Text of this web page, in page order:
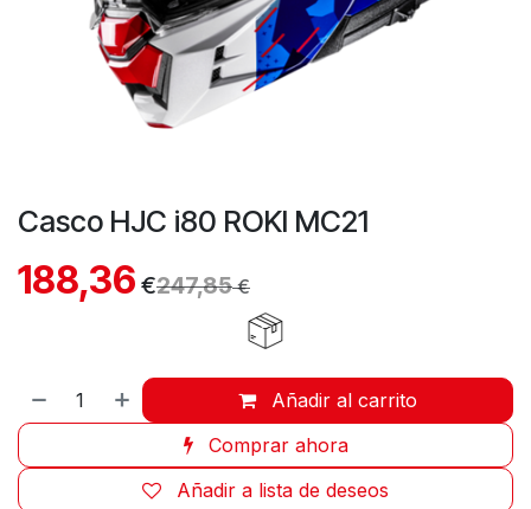
Casco HJC i80 ROKI MC21
188,36 €247,85€
Añadir al carrito
Comprar ahora
Añadir a lista de deseos